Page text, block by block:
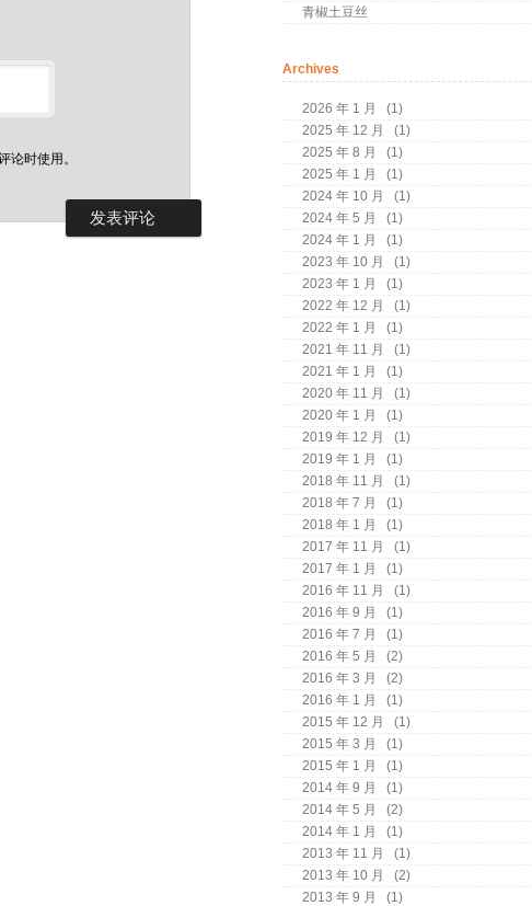
论时使用。
青椒土豆丝
Archives
2026 年 1 月
(1)
2025 年 12 月
(1)
2025 年 8 月
(1)
2025 年 1 月
(1)
2024 年 10 月
(1)
2024 年 5 月
(1)
2024 年 1 月
(1)
2023 年 10 月
(1)
2023 年 1 月
(1)
2022 年 12 月
(1)
2022 年 1 月
(1)
2021 年 11 月
(1)
2021 年 1 月
(1)
2020 年 11 月
(1)
2020 年 1 月
(1)
2019 年 12 月
(1)
2019 年 1 月
(1)
2018 年 11 月
(1)
2018 年 7 月
(1)
2018 年 1 月
(1)
2017 年 11 月
(1)
2017 年 1 月
(1)
2016 年 11 月
(1)
2016 年 9 月
(1)
2016 年 7 月
(1)
2016 年 5 月
(2)
2016 年 3 月
(2)
2016 年 1 月
(1)
2015 年 12 月
(1)
2015 年 3 月
(1)
2015 年 1 月
(1)
2014 年 9 月
(1)
2014 年 5 月
(2)
2014 年 1 月
(1)
2013 年 11 月
(1)
2013 年 10 月
(2)
2013 年 9 月
(1)